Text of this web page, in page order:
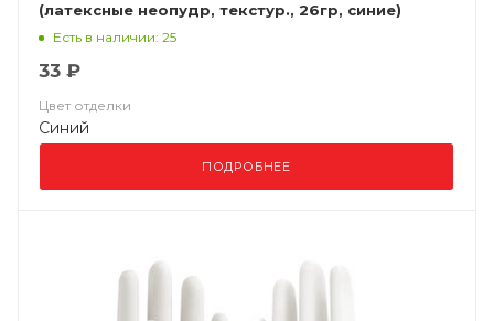
(латексные неопудр, текстур., 26гр, синие)
Есть в наличии: 25
33 ₽
Цвет отделки
Синий
ПОДРОБНЕЕ